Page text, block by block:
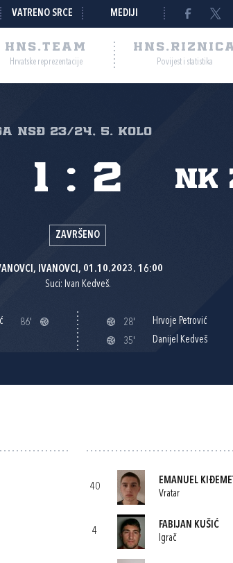
VATRENO SRCE MEDIJI
HNS.TEAM
Hrvatske reprezentacije Povijest i statistika
NSĐ 23/24, 5. kolo
NK
1 : 2
ZAVRŠENO
IVANOVCI, 01.10.2023. 16:00
Suci: Ivan Kedveš.
86' 28'
Hrvoje Petrović
35'
Danijel Kedveš
40
EMANUEL
Vratar
4
FABIJAN KUŠIĆ
Igrač